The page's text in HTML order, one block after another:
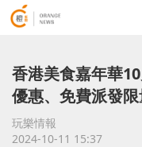
香港美食嘉年華
優惠、免費派發
玩樂情報
2024-10-11 15:37